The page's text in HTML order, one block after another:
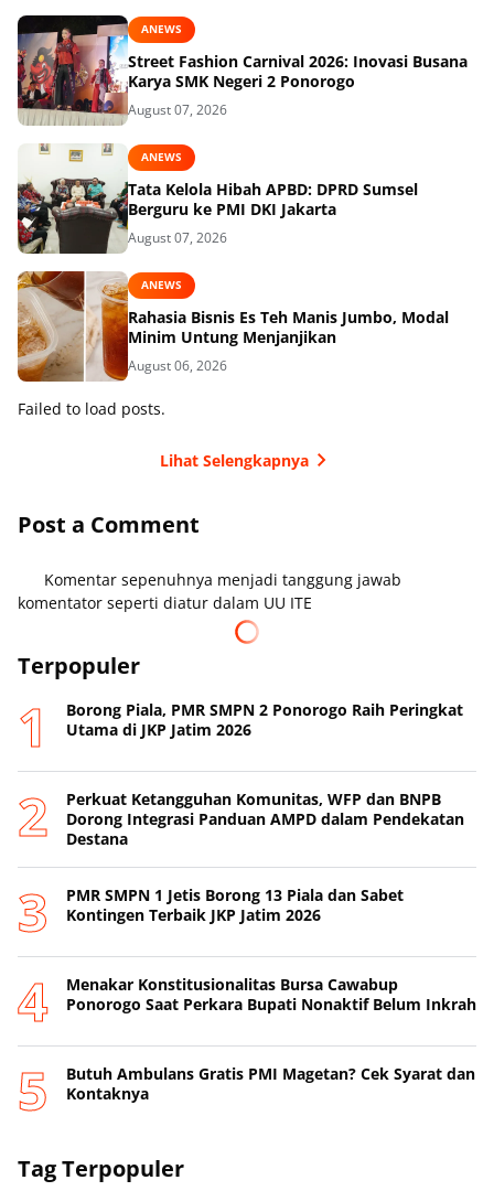
ANEWS
Street Fashion Carnival 2026: Inovasi Busana
Karya SMK Negeri 2 Ponorogo
August 07, 2026
ANEWS
Tata Kelola Hibah APBD: DPRD Sumsel
Berguru ke PMI DKI Jakarta
August 07, 2026
ANEWS
Rahasia Bisnis Es Teh Manis Jumbo, Modal
Minim Untung Menjanjikan
August 06, 2026
Failed to load posts.
Lihat Selengkapnya
Post a Comment
Komentar sepenuhnya menjadi tanggung jawab
komentator seperti diatur dalam UU ITE
Terpopuler
Borong Piala, PMR SMPN 2 Ponorogo Raih Peringkat
Utama di JKP Jatim 2026
Perkuat Ketangguhan Komunitas, WFP dan BNPB
Dorong Integrasi Panduan AMPD dalam Pendekatan
Destana
PMR SMPN 1 Jetis Borong 13 Piala dan Sabet
Kontingen Terbaik JKP Jatim 2026
Menakar Konstitusionalitas Bursa Cawabup
Ponorogo Saat Perkara Bupati Nonaktif Belum Inkrah
Butuh Ambulans Gratis PMI Magetan? Cek Syarat dan
Kontaknya
Tag Terpopuler